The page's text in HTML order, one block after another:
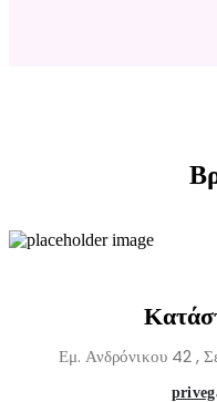
Εμ. Ανδρόνικου 42 ,